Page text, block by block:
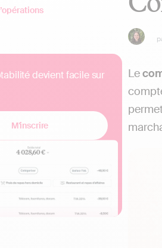
Le
devient facile sur
M'inscrire